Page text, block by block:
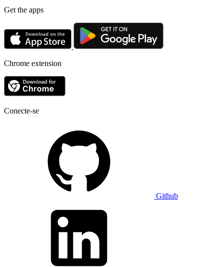
Get the apps
Chrome extension
Conecte-se
Github